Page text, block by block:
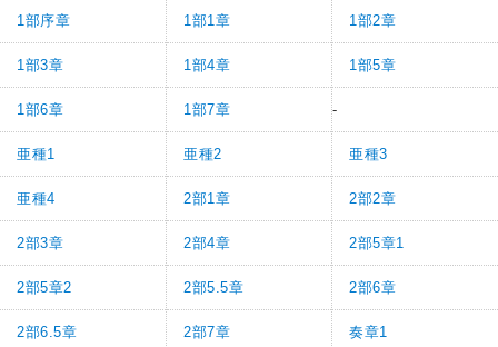
1部序章 1部1章 1部2章
1部3章 1部4章 1部5章
1部6章 1部7章 -
亜種1 亜種2 亜種3
亜種4 2部1章 2部2章
2部3章 2部4章 2部5章1
2部5章2 2部5.5章 2部6章
2部6.5章 2部7章 奏章1